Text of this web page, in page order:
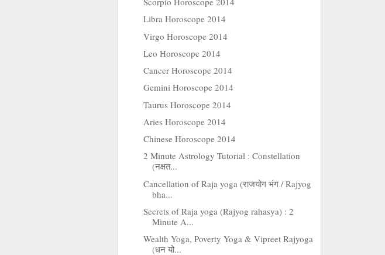
Libra Horoscope 2014
Virgo Horoscope 2014
Leo Horoscope 2014
Cancer Horoscope 2014
Gemini Horoscope 2014
Taurus Horoscope 2014
Aries Horoscope 2014
Chinese Horoscope 2014
2 Minute Astrology Tutorial : Constellation
(नक्षत...
Cancellation of Raja yoga (राजयोग भंग / Rajyog
bha...
Secrets of Raja yoga (Rajyog rahasya) : 2
Minute A...
Wealth Yoga, Poverty Yoga & Vipreet Rajyoga
(धन यो...